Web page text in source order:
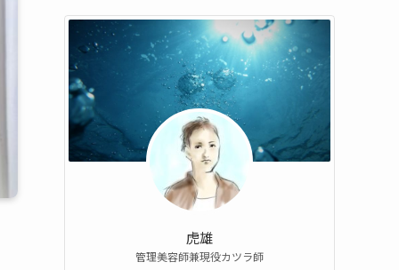
虎雄
管理美容師兼現役カツラ師